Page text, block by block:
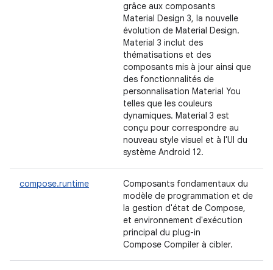
grâce aux composants
Material Design 3, la nouvelle
évolution de Material Design.
Material 3 inclut des
thématisations et des
composants mis à jour ainsi que
des fonctionnalités de
personnalisation Material You
telles que les couleurs
dynamiques. Material 3 est
conçu pour correspondre au
nouveau style visuel et à l'UI du
système Android 12.
compose.runtime
Composants fondamentaux du
modèle de programmation et de
la gestion d'état de Compose,
et environnement d'exécution
principal du plug-in
Compose Compiler à cibler.